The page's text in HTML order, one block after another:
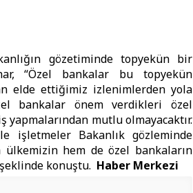
gözetiminde topyekün bir
“Özel bankalar bu topyekün
elde ettiğimiz izlenimlerden yola
bankalar önem verdikleri özel
mutlu olmayacaktır.
işletmeler Bakanlık gözleminde
hem de özel bankaların
konuştu. Haber Merkezi